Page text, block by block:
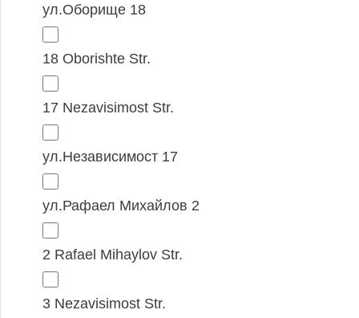
ул.Оборище 18
18 Oborishte Str.
17 Nezavisimost Str.
ул.Независимост 17
ул.Рафаел Михайлов 2
2 Rafael Mihaylov Str.
3 Nezavisimost Str.